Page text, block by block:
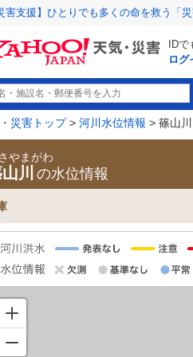
害支援】ひとりでも多くの命を救う「
ID
ログ
災害トップ> 河川水位情報 > 篠山川
やまがわ
川 の水位情報